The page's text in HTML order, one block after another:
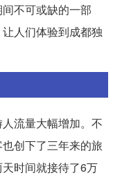
不可或缺的一部
人们体验到成都独
流量大幅增加。不
创下了三年来的旅
时间就接待了6万